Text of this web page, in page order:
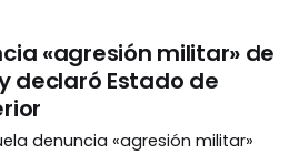
«agresión militar» de
declaró Estado de
denuncia «agresión militar»